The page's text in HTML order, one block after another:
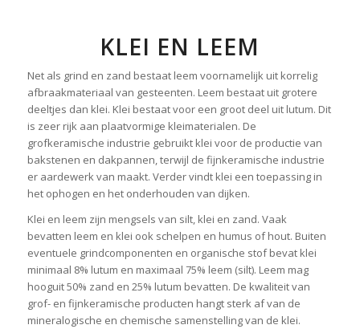
KLEI EN LEEM
Net als grind en zand bestaat leem voornamelijk uit korrelig
afbraakmateriaal van gesteenten. Leem bestaat uit grotere
deeltjes dan klei. Klei bestaat voor een groot deel uit lutum. Dit
is zeer rijk aan plaatvormige kleimaterialen. De
grofkeramische industrie gebruikt klei voor de productie van
bakstenen en dakpannen, terwijl de fijnkeramische industrie
er aardewerk van maakt. Verder vindt klei een toepassing in
het ophogen en het onderhouden van dijken.
Klei en leem zijn mengsels van silt, klei en zand. Vaak
bevatten leem en klei ook schelpen en humus of hout. Buiten
eventuele grindcomponenten en organische stof bevat klei
minimaal 8% lutum en maximaal 75% leem (silt). Leem mag
hooguit 50% zand en 25% lutum bevatten. De kwaliteit van
grof- en fijnkeramische producten hangt sterk af van de
mineralogische en chemische samenstelling van de klei.